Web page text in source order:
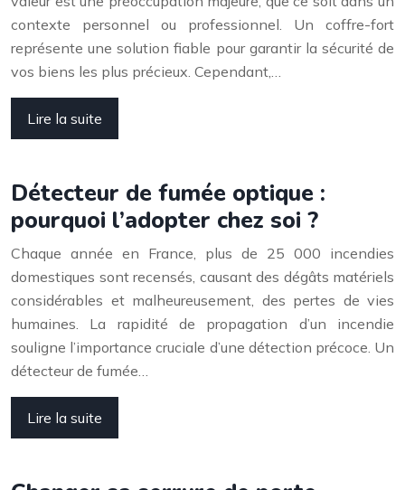
contexte personnel ou professionnel. Un coffre-fort
représente une solution fiable pour garantir la sécurité de
vos biens les plus précieux. Cependant,…
Lire la suite
Détecteur de fumée optique :
pourquoi l’adopter chez soi ?
Chaque année en France, plus de 25 000 incendies
domestiques sont recensés, causant des dégâts matériels
considérables et malheureusement, des pertes de vies
humaines. La rapidité de propagation d’un incendie
souligne l’importance cruciale d’une détection précoce. Un
détecteur de fumée…
Lire la suite